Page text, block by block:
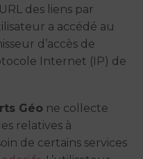
des liens par
a accédé au
d’accès de
Internet (IP) de
Géo ne collecte
relatives à
de certains services